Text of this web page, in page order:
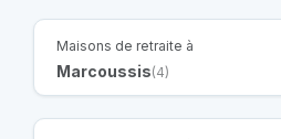
Maisons de retraite à
Marcoussis(4)